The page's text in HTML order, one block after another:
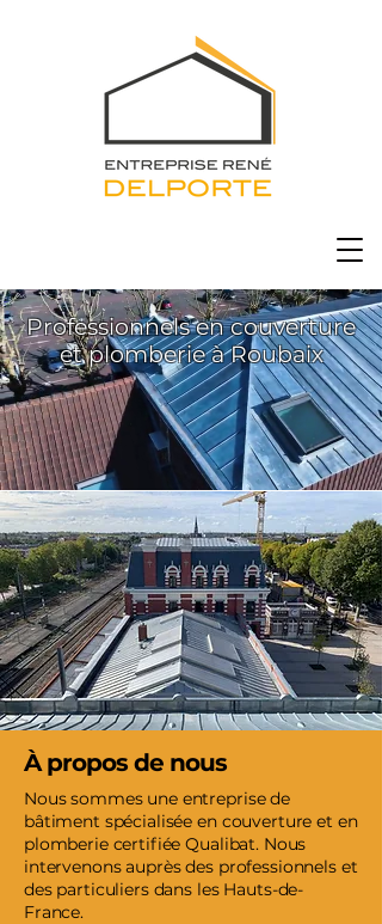
Professionnels en couverture
et plomberie à Roubaix
À propos de nous
Nous sommes une entreprise de
bâtiment spécialisée en couverture et en
plomberie certifiée Qualibat. Nous
intervenons auprès des professionnels et
des particuliers dans les Hauts-de-
France.